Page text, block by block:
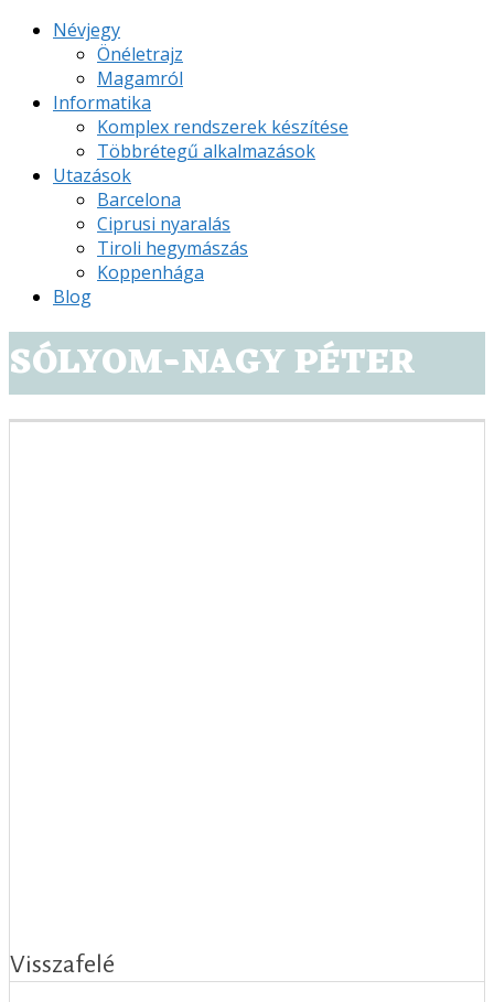
Névjegy
Önéletrajz
Magamról
Informatika
Komplex rendszerek készítése
Többrétegű alkalmazások
Utazások
Barcelona
Ciprusi nyaralás
Tiroli hegymászás
Koppenhága
Blog
SÓLYOM-NAGY PÉTER
Visszafelé